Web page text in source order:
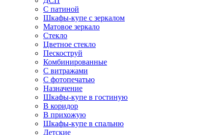
С патиной
Шкафы-купе с зеркалом
Матовое зеркало
Стекло
Цветное стекло
Пескоструй
Комбинированные
С витражами
С фотопечатью
Назначение
Шкафы-купе в гостиную
В коридор
В прихожую
Шкафы-купе в спальню
Детские